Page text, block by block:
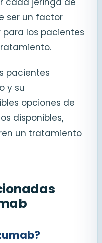
ser un factor
los pacientes
pacientes
y su
opciones de
disponibles,
un tratamiento